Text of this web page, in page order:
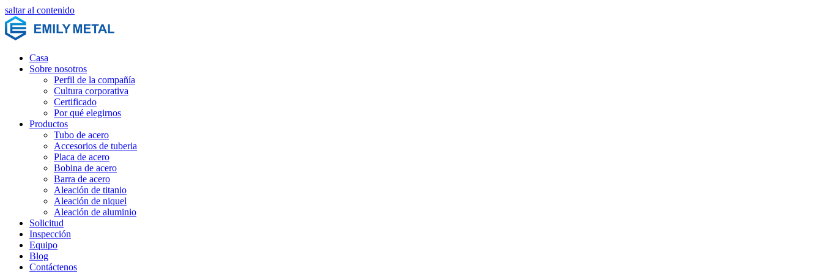
saltar al contenido
Casa
Sobre nosotros
Perfil de la compañía
Cultura corporativa
Certificado
Por qué elegirnos
Productos
Tubo de acero
Accesorios de tuberia
Placa de acero
Bobina de acero
Barra de acero
Aleación de titanio
Aleación de niquel
Aleación de aluminio
Solicitud
Inspección
Equipo
Blog
Contáctenos